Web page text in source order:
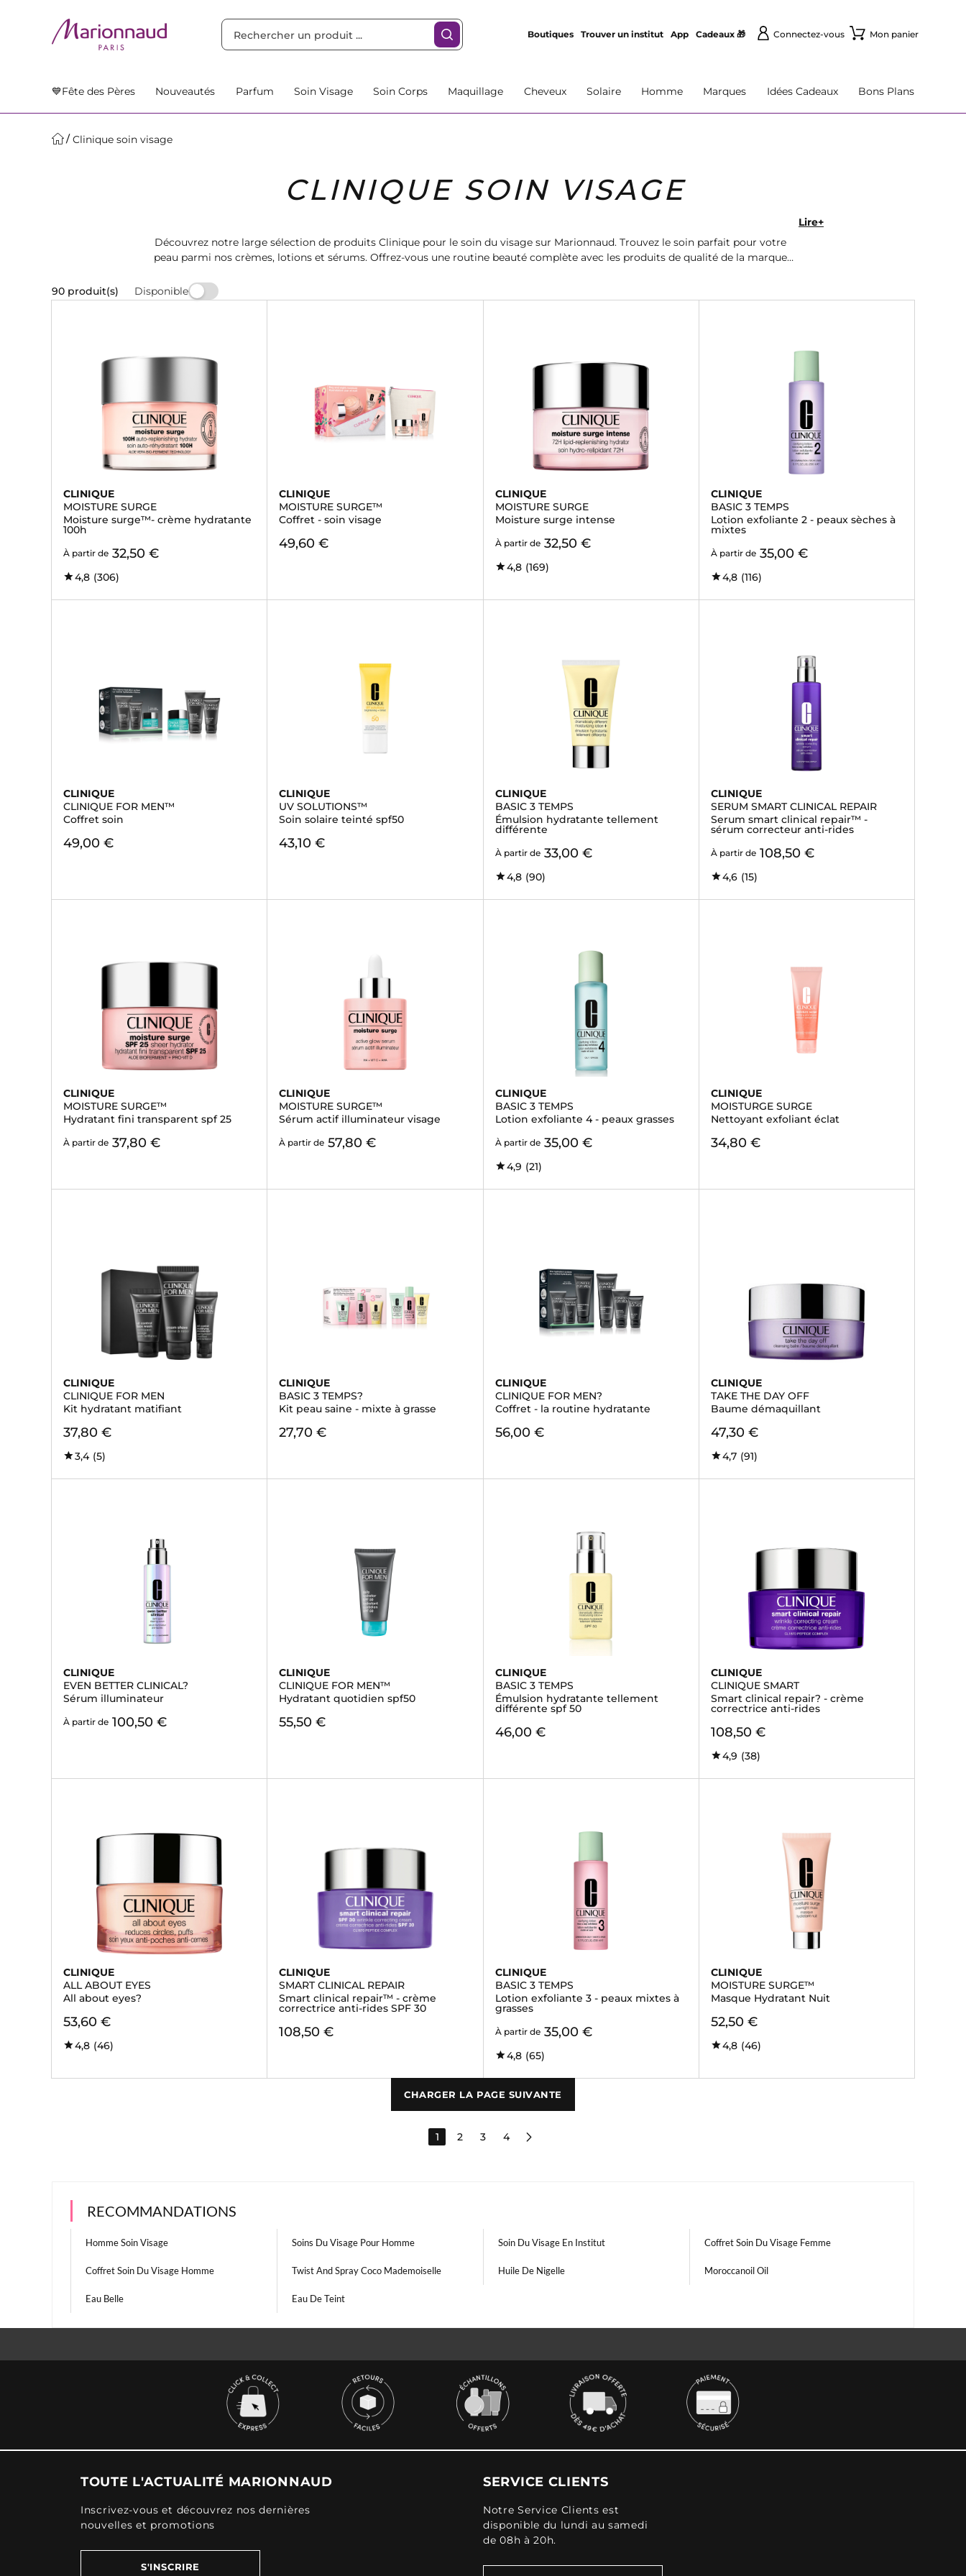
Boutiques Trouver un institut App Cadeaux 🎁 Connectez-vous Mon panier
💙Fête des Pères Nouveautés Parfum Soin Visage Soin Corps Maquillage Cheveux Solaire Homme Marques Idées Cadeaux Bons Plans
Clinique soin visage
CLINIQUE SOIN VISAGE
Découvrez notre large sélection de produits Clinique pour le soin du visage sur Marionnaud. Trouvez le soin parfait pour votre
peau parmi nos crèmes, lotions et sérums. Offrez-vous une routine beauté complète avec les produits de qualité de la marque
Lire+
90 produit(s) Disponible
CLINIQUE
MOISTURE SURGE
Moisture surge™- crème hydratante
100h
À partir de 32,50 €
4,8 (306)
CLINIQUE
MOISTURE SURGE™
Coffret - soin visage
49,60 €
CLINIQUE
MOISTURE SURGE
Moisture surge intense
À partir de 32,50 €
4,8 (169)
CLINIQUE
BASIC 3 TEMPS
Lotion exfoliante 2 - peaux sèches à
mixtes
À partir de 35,00 €
4,8 (116)
CLINIQUE
CLINIQUE FOR MEN™
Coffret soin
49,00 €
CLINIQUE
UV SOLUTIONS™
Soin solaire teinté spf50
43,10 €
CLINIQUE
BASIC 3 TEMPS
Émulsion hydratante tellement
différente
À partir de 33,00 €
4,8 (90)
CLINIQUE
SERUM SMART CLINICAL REPAIR
Serum smart clinical repair™ -
sérum correcteur anti-rides
À partir de 108,50 €
4,6 (15)
CLINIQUE
MOISTURE SURGE™
Hydratant fini transparent spf 25
À partir de 37,80 €
CLINIQUE
MOISTURE SURGE™
Sérum actif illuminateur visage
À partir de 57,80 €
CLINIQUE
BASIC 3 TEMPS
Lotion exfoliante 4 - peaux grasses
À partir de 35,00 €
4,9 (21)
CLINIQUE
MOISTURGE SURGE
Nettoyant exfoliant éclat
34,80 €
CLINIQUE
CLINIQUE FOR MEN
Kit hydratant matifiant
37,80 €
3,4 (5)
CLINIQUE
BASIC 3 TEMPS?
Kit peau saine - mixte à grasse
27,70 €
CLINIQUE
CLINIQUE FOR MEN?
Coffret - la routine hydratante
56,00 €
CLINIQUE
TAKE THE DAY OFF
Baume démaquillant
47,30 €
4,7 (91)
CLINIQUE
EVEN BETTER CLINICAL?
Sérum illuminateur
À partir de 100,50 €
CLINIQUE
CLINIQUE FOR MEN™
Hydratant quotidien spf50
55,50 €
CLINIQUE
BASIC 3 TEMPS
Émulsion hydratante tellement
différente spf 50
46,00 €
CLINIQUE
CLINIQUE SMART
Smart clinical repair? - crème
correctrice anti-rides
108,50 €
4,9 (38)
CLINIQUE
ALL ABOUT EYES
All about eyes?
53,60 €
4,8 (46)
CLINIQUE
SMART CLINICAL REPAIR
Smart clinical repair™ - crème
correctrice anti-rides SPF 30
108,50 €
CLINIQUE
BASIC 3 TEMPS
Lotion exfoliante 3 - peaux mixtes à
grasses
À partir de 35,00 €
4,8 (65)
CLINIQUE
MOISTURE SURGE™
Masque Hydratant Nuit
52,50 €
4,8 (46)
CHARGER LA PAGE SUIVANTE
1 2 3 4
RECOMMANDATIONS
Homme Soin Visage Soins Du Visage Pour Homme Soin Du Visage En Institut Coffret Soin Du Visage Femme
Coffret Soin Du Visage Homme Twist And Spray Coco Mademoiselle Huile De Nigelle Moroccanoil Oil
Eau Belle Eau De Teint
TOUTE L'ACTUALITÉ MARIONNAUD
Inscrivez-vous et découvrez nos dernières
nouvelles et promotions
S'INSCRIRE
SERVICE CLIENTS
Notre Service Clients est
disponible du lundi au samedi
de 08h à 20h.